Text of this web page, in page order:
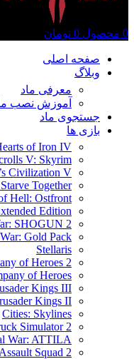
0 محصول 0 تومان
صفحه اصلی
وبلاگ
معرفی ماد
آموزش نصب
جستجوی ماد
بازی ها
of Iron IV
V: Skyrim
Civilization V
Together
Hell: Ostfront
Edition
SHOGUN 2
Gold Pack
Stellaris
of Heroes 2
of Heroes
Kings III
Kings II
Cities: Skylines
Simulator 2
War: ATTILA
Squad 2